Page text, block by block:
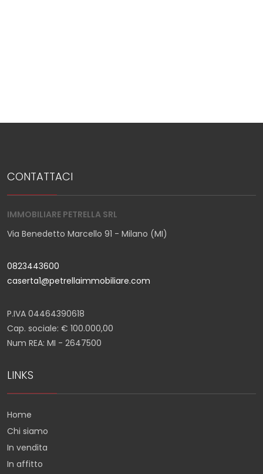
CONTATTACI
IMMOBILIARE PETRELLA SRL
Via Benedetto Marcello 91 - Milano (MI)
0823443600
caserta1@petrellaimmobiliare.com
P.IVA 04464390618
Cap. sociale: € 100.000,00
Num REA: MI - 2647500
LINKS
Home
Chi siamo
In vendita
In affitto